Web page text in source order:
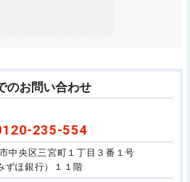
のお問い合わせ
235-554
央区三宮町１丁目３番１号
ずほ銀行）１１階